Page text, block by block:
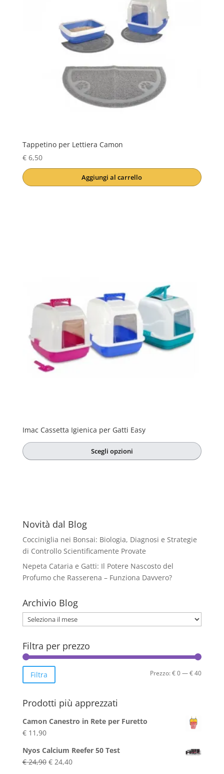
Tappetino per Lettiera Camon
€6,50
Aggiungi al carrello
Imac Cassetta Igienica per Gatti Easy
Scegli opzioni
Le
possono
scelte
nella
del
prodotto
Novità dal Blog
Cocciniglia nei Bonsai: Biologia, Diagnosi e Strategie
di Controllo Scientificamente Provate
Nepeta Cataria e Gatti: Il Potere Nascosto del
Profumo che Rasserena – Funziona Davvero?
Archivio Blog
Archivio
Blog
Filtra per prezzo
Prezzo
Prezzo
Filtra Prezzo:€ 0—€ 40
Prodotti più apprezzati
Camon Canestro in Rete per Furetto
€11,90
Nyos Calcium Reefer 50 Test
€24,90 Il
€24,40Il